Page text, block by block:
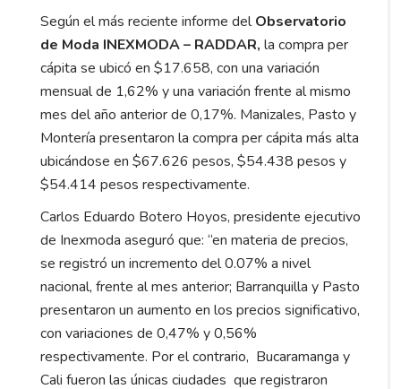
Según el más reciente informe delObservatorio
de Moda INEXMODA – RADDAR, la compra per
cápita se ubicó en $17.658, con una variación
mensual de 1,62% y una variación frente al mismo
mes del año anterior de 0,17%. Manizales, Pasto y
Montería presentaron la compra per cápita más alta
ubicándose en $67.626 pesos, $54.438 pesos y
$54.414 pesos respectivamente.
Carlos Eduardo Botero Hoyos, presidente ejecutivo
de Inexmoda aseguró que: “en materia de precios,
se registró un incremento del 0.07% a nivel
nacional, frente al mes anterior; Barranquilla y Pasto
presentaron un aumento en los precios significativo,
con variaciones de 0,47% y 0,56%
respectivamente. Por el contrario, Bucaramanga y
Cali fueron las únicas ciudades que registraron